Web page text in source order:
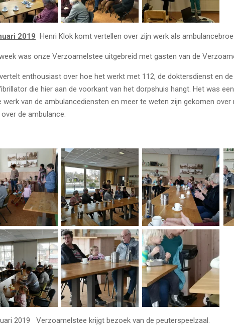
2019 Henri Klok komt vertellen over zijn werk als
was onze Verzoamelstee uitgebreid met gasten van de
enthousiast over hoe het werkt met 112, de doktersdienst en
die hier aan de voorkant van het dorpshuis hangt. Het was
werk van de ambulancediensten en meer te weten zijn gekomen
de ambulance.
2019 Verzoamelstee krijgt bezoek van de peuterspeelzaal.